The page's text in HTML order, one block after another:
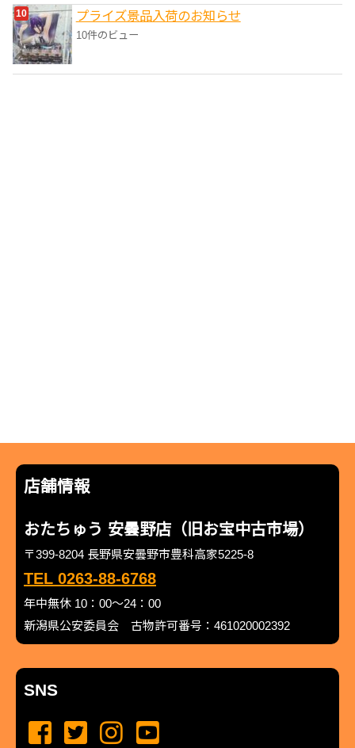
プライズ景品入荷のお知らせ
10件のビュー
店舗情報
おたちゅう 安曇野店（旧お宝中古市場）
〒399-8204 長野県安曇野市豊科高家5225-8
TEL 0263-88-6768
年中無休 10：00～24：00
新潟県公安委員会 古物許可番号：461020002392
SNS